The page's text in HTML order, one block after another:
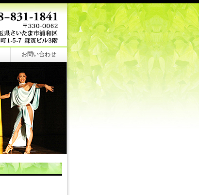
お問い合わせ